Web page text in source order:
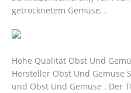
getrocknetem Gemüse, .
Hohe Qualität Obst Und
Hersteller Obst Und Gemüse
und Obst Und Gemüse . Der